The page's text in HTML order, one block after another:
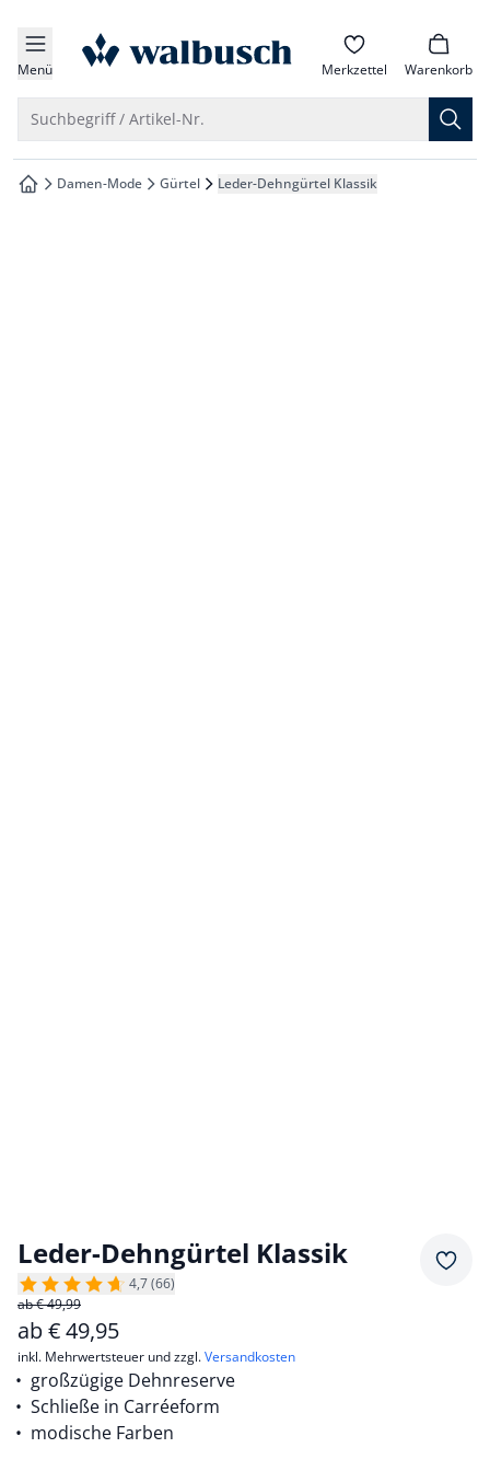
springen
springen
springen
springen
Menü zur Startseite Merkzettel Warenkorb
Suchbegriff / Artikel-Nr.
zur Startseite
Damen-Mode Gürtel Leder-Dehngürtel Klassik
Leder-Dehngürtel Klassik
4,7 (66)
ab € 49,99
ab€49,95
inkl. Mehrwertsteuer und zzgl.Versandkosten
großzügige Dehnreserve
Schließe in Carréeform
modische Farben